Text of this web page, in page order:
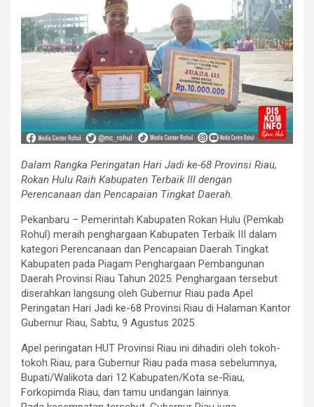
Dalam Rangka Peringatan Hari Jadi ke-68 Provinsi Riau,
Rokan Hulu Raih Kabupaten Terbaik III dengan
Perencanaan dan Pencapaian Tingkat Daerah.
Pekanbaru – Pemerintah Kabupaten Rokan Hulu (Pemkab
Rohul) meraih penghargaan Kabupaten Terbaik III dalam
kategori Perencanaan dan Pencapaian Daerah Tingkat
Kabupaten pada Piagam Penghargaan Pembangunan
Daerah Provinsi Riau Tahun 2025. Penghargaan tersebut
diserahkan langsung oleh Gubernur Riau pada Apel
Peringatan Hari Jadi ke-68 Provinsi Riau di Halaman Kantor
Gubernur Riau, Sabtu, 9 Agustus 2025.
Apel peringatan HUT Provinsi Riau ini dihadiri oleh tokoh-
tokoh Riau, para Gubernur Riau pada masa sebelumnya,
Bupati/Walikota dari 12 Kabupaten/Kota se-Riau,
Forkopimda Riau, dan tamu undangan lainnya.